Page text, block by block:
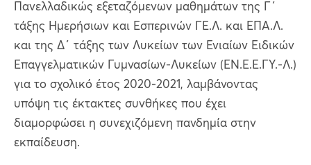
Πανελλαδικώς εξεταζόμενων μαθημάτων της Γ΄
τάξης Ημερήσιων και Εσπερινών ΓΕ.Λ. και ΕΠΑ.Λ.
και της Δ΄ τάξης των Λυκείων των Ενιαίων Ειδικών
Επαγγελματικών Γυμνασίων-Λυκείων (ΕΝ.Ε.Ε.ΓΥ.-Λ.)
για το σχολικό έτος 2020-2021, λαμβάνοντας
υπόψη τις έκτακτες συνθήκες που έχει
διαμορφώσει η συνεχιζόμενη πανδημία στην
εκπαίδευση.